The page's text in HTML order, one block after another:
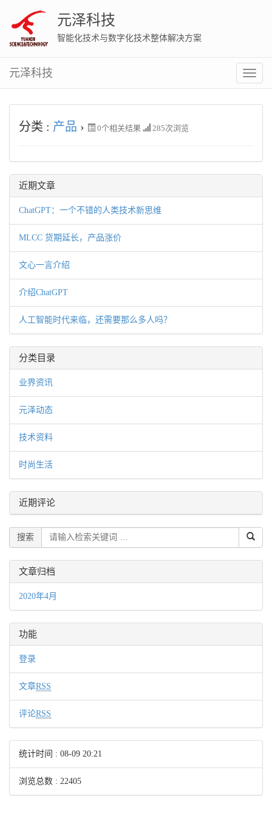
元泽科技
智能化技术与数字化技术整体解决方案
切
换
菜
元泽科技
分类 : 产品 › 0个相关结果 285次浏览
近期文章
ChatGPT：一个不错的人类技术新思维
MLCC 货期延长，产品涨价
文心一言介绍
介绍ChatGPT
人工智能时代来临，还需要那么多人吗？
分类目录
业界资讯
元泽动态
技术资料
时尚生活
近期评论
搜索
文章归档
2020年4月
功能
登录
文章RSS
评论RSS
统计时间 : 08-09 20:21
浏览总数 : 22405